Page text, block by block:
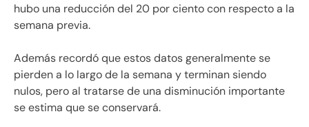
hubo una reducción del 20 por ciento con respecto a la
semana previa.
Además recordó que estos datos generalmente se
pierden a lo largo de la semana y terminan siendo
nulos, pero al tratarse de una disminución importante
se estima que se conservará.